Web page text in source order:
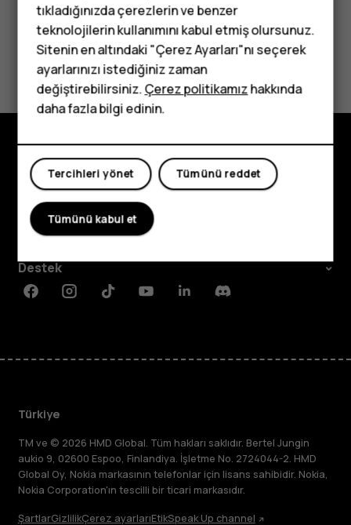
Tuşlu telefonlar
Çocuklar için
telefonlar
Bu size yardımcı oldu mu?
Evet Hayır
Keşfedin
Hakkında
Planet and people
Destek
FacebookInstagramTiktokYoutubeLinkedinDiscord
Türkiye
TM ve © 2026 HMD Global. Tüm hakları saklıdır. Bertel Jungin
aukio 9, 02600 Espoo, Finlandiya. İşletme No. 2724044-2. HMD
Global Oy, Nokia markasının telefonlar için lisans sahibidir. Nokia,
Nokia Corporation'ın tescilli bir ticari markasıdır.
ŞartlarGizlilikÇerez ayarlarıEtikSpeak Up channel
tıkladığınızda çerezlerin ve benzer
teknolojilerin kullanımını kabul etmiş olursunuz.
Sitenin en altındaki "Çerez Ayarları"nı seçerek
ayarlarınızı istediğiniz zaman
değiştirebilirsiniz.Çerez politikamızhakkında
daha fazla bilgi edinin.
Tümünü reddet
Tercihleri yönet
Tümünü kabul et